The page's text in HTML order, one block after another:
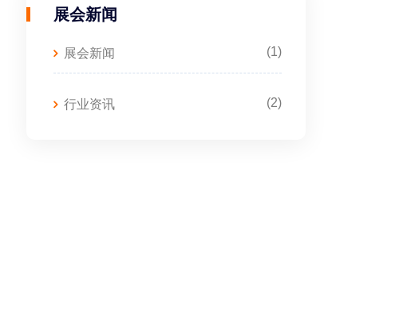
展会新闻
展会新闻 (1)
行业资讯 (2)